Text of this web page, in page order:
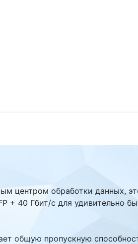
центром обработки данных,
+ 40 Гбит/с для удивительно
общую пропускную